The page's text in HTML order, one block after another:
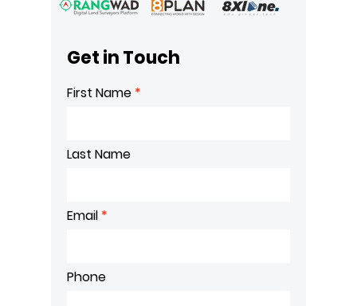
Get in Touch
First Name
Last Name
Email
Phone